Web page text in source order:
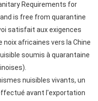
Requirements for
is free from quarantine
satisfait aux exigences
africaines vers la Chine
soumis à quarantaine
nuisibles vivants, un
avant l'exportation